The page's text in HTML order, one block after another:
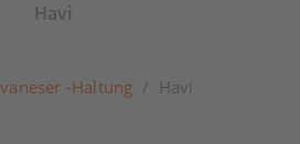
Havi
-Haltung / Havi